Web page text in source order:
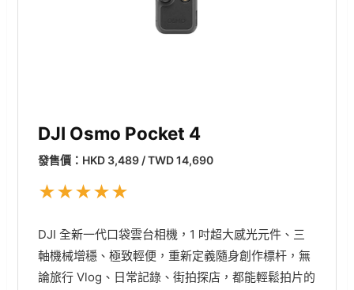
DJI Osmo Pocket 4
發售價：HKD 3,489 / TWD 14,690
★★★★★
DJI 全新一代口袋雲台相機，1 吋超大感光元件、三
軸機械增穩、極致輕便，重新定義隨身創作標杆，無
論旅行 Vlog、日常記錄、街拍探店，都能輕鬆拍片的